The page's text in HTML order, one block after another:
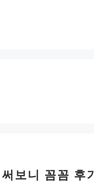
보니 꼼꼼 후기